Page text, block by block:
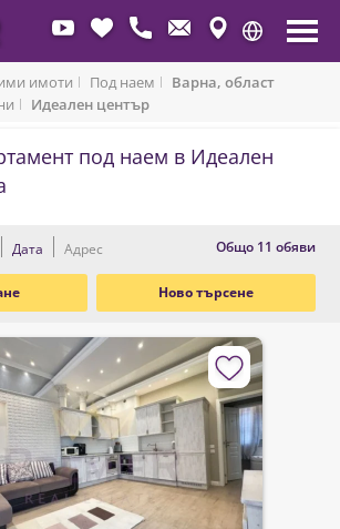
имоти Под наем
Варна, област
Идеален център
под наем в Идеален
Дата Адрес Oбщо 11 обяви
Ново търсене